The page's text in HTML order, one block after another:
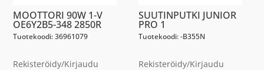
MOOTTORI 90W 1-V
OE6Y2B5-348 2850R
Tuotekoodi: 36961079
Rekisteröidy/Kirjaudu
SUUTINPUTKI JUNIOR
PRO 1
Tuotekoodi: -B355N
Rekisteröidy/Kirjaudu